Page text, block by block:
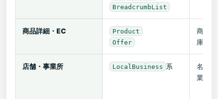
BreadcrumbList
商品詳細・EC
Product
Offer
商品
庫、
店舗・事業所 LocalBusiness 系
名称
業時